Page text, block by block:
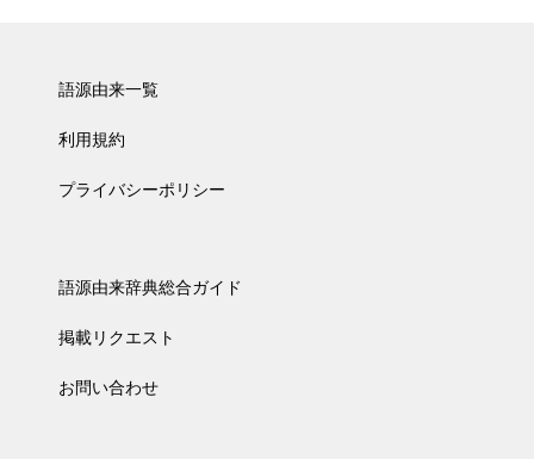
語源由来一覧
利用規約
プライバシーポリシー
語源由来辞典総合ガイド
掲載リクエスト
お問い合わせ